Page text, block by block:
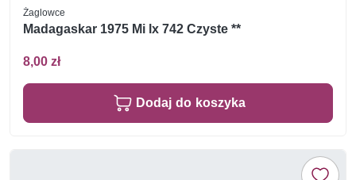
Żaglowce
Madagaskar 1975 Mi lx 742 Czyste **
8,00 zł
Dodaj do koszyka